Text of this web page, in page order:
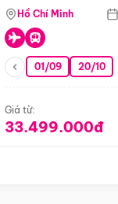
- Freeday
Hồ Chí Minh
01/09 20/10
Giá từ:
33.499.000đ